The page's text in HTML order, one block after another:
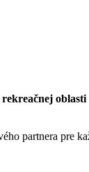
partnera pre